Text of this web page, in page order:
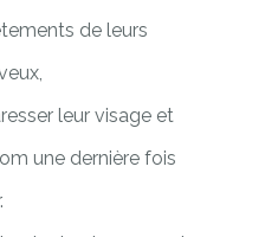
de leurs
leur visage et
une dernière fois